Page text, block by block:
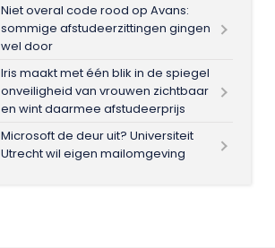
Niet overal code rood op Avans:
sommige afstudeerzittingen gingen
wel door
Iris maakt met één blik in de spiegel
onveiligheid van vrouwen zichtbaar
en wint daarmee afstudeerprijs
Microsoft de deur uit? Universiteit
Utrecht wil eigen mailomgeving